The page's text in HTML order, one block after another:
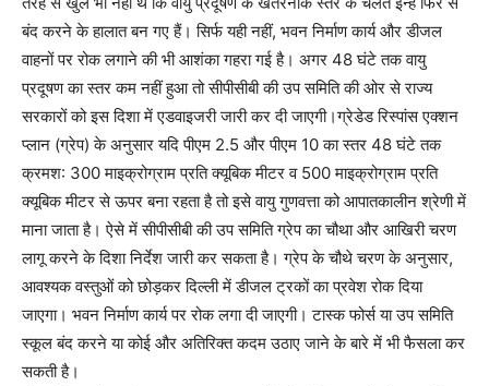
बंद करने के हालात बन गए हैं। सिर्फ यही नहीं, भवन निर्माण कार्य और डीजल
वाहनों पर रोक लगाने की भी आशंका गहरा गई है। अगर 48 घंटे तक वायु
प्रदूषण का स्तर कम नहीं हुआ तो सीपीसीबी की उप समिति की ओर से राज्य
सरकारों को इस दिशा में एडवाइजरी जारी कर दी जाएगी।ग्रेडेड रिस्पांस एक्शन
प्लान (ग्रेप) के अनुसार यदि पीएम 2.5 और पीएम 10 का स्तर 48 घंटे तक
क्रमश: 300 माइक्रोग्राम प्रति क्यूबिक मीटर व 500 माइक्रोग्राम प्रति
क्यूबिक मीटर से ऊपर बना रहता है तो इसे वायु गुणवत्ता को आपातकालीन श्रेणी में
माना जाता है। ऐसे में सीपीसीबी की उप समिति ग्रेप का चौथा और आखिरी चरण
लागू करने के दिशा निर्देश जारी कर सकता है। ग्रेप के चौथे चरण के अनुसार,
आवश्यक वस्तुओं को छोड़कर दिल्ली में डीजल ट्रकों का प्रवेश रोक दिया
जाएगा। भवन निर्माण कार्य पर रोक लगा दी जाएगी। टास्क फोर्स या उप समिति
स्कूल बंद करने या कोई और अतिरिक्त कदम उठाए जाने के बारे में भी फैसला कर
सकती है।